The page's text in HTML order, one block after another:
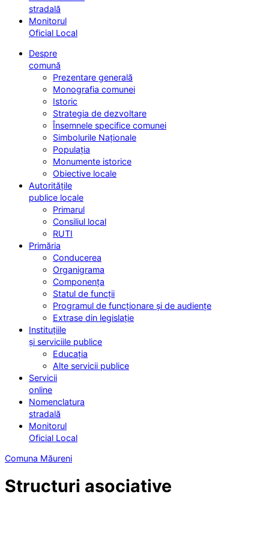
stradală
Monitorul
Oficial Local
Despre
comună
Prezentare generală
Monografia comunei
Istoric
Strategia de dezvoltare
Însemnele specifice comunei
Simbolurile Naționale
Populația
Monumente istorice
Obiective locale
Autoritățile
publice locale
Primarul
Consiliul local
RUTI
Primăria
Conducerea
Organigrama
Componența
Statul de funcții
Programul de funcționare și de audiențe
Extrase din legislație
Instituțiile
și serviciile publice
Educația
Alte servicii publice
Servicii
online
Nomenclatura
stradală
Monitorul
Oficial Local
Comuna Măureni
Structuri asociative